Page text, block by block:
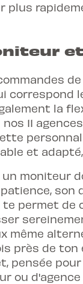
correspond
la
11
et
moniteur
son
permet de
même
près de
pensée
ou